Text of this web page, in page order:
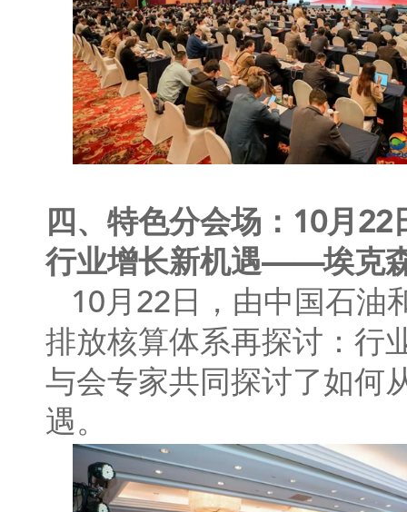
四、特色分会场：10月
行业增长新机遇——埃克
10月22日，由中国石油
排放核算体系再探讨：行
与会专家共同探讨了如何
遇。